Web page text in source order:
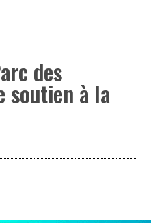
des
soutien à la